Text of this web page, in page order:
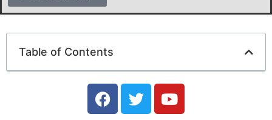
Table of Contents